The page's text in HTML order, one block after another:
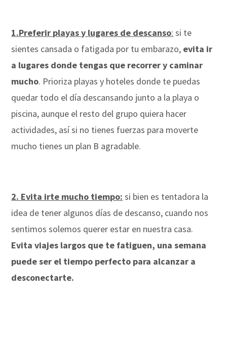
1.Preferir playas y lugares de descanso: si te
sientes cansada o fatigada por tu embarazo, evita ir
a lugares donde tengas que recorrer y caminar
mucho. Prioriza playas y hoteles donde te puedas
quedar todo el día descansando junto a la playa o
piscina, aunque el resto del grupo quiera hacer
actividades, así si no tienes fuerzas para moverte
mucho tienes un plan B agradable.
2. Evita irte mucho tiempo: si bien es tentadora la
idea de tener algunos días de descanso, cuando nos
sentimos solemos querer estar en nuestra casa.
Evita viajes largos que te fatiguen, una semana
puede ser el tiempo perfecto para alcanzar a
desconectarte.